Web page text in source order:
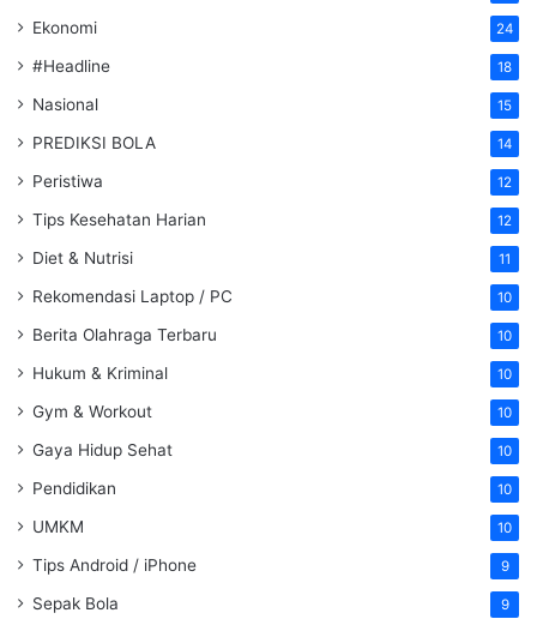
Ekonomi 24
#Headline 18
Nasional 15
PREDIKSI BOLA 14
Peristiwa 12
Tips Kesehatan Harian 12
Diet & Nutrisi 11
Rekomendasi Laptop / PC 10
Berita Olahraga Terbaru 10
Hukum & Kriminal 10
Gym & Workout 10
Gaya Hidup Sehat 10
Pendidikan 10
UMKM 10
Tips Android / iPhone 9
Sepak Bola 9